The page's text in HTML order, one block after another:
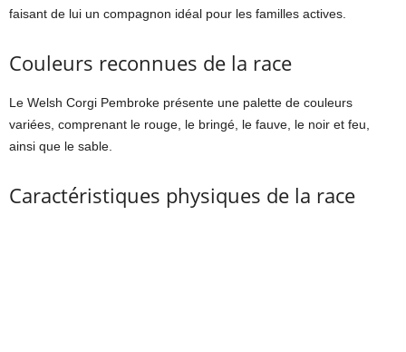
faisant de lui un compagnon idéal pour les familles actives.
Couleurs reconnues de la race
Le Welsh Corgi Pembroke présente une palette de couleurs
variées, comprenant le rouge, le bringé, le fauve, le noir et feu,
ainsi que le sable.
Caractéristiques physiques de la race